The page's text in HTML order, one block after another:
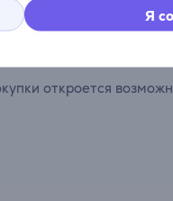
Я
откроется